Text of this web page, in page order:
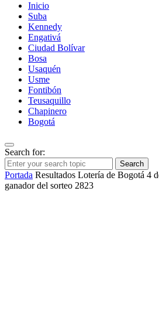
Inicio
Suba
Kennedy
Engativá
Ciudad Bolívar
Bosa
Usaquén
Usme
Fontibón
Teusaquillo
Chapinero
Bogotá
Search for:
Search
Portada Resultados Lotería de Bogotá 4
ganador del sorteo 2823